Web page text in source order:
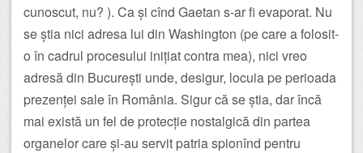
cunoscut, nu? ). Ca și cînd Gaetan s-ar fi evaporat. Nu
se știa nici adresa lui din Washington (pe care a folosit-
o în cadrul procesului inițiat contra mea), nici vreo
adresă din București unde, desigur, locuia pe perioada
prezenței sale în România. Sigur că se știa, dar încă
mai există un fel de protecție nostalgică din partea
organelor care și-au servit patria spionînd pentru